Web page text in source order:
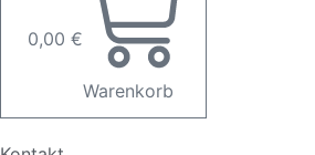
0,00 €
Warenkorb